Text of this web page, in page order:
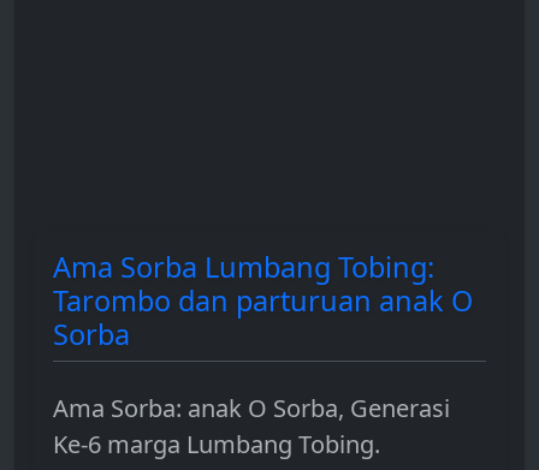
Ama Sorba Lumbang Tobing:
Tarombo dan parturuan anak O
Sorba
Ama Sorba: anak O Sorba, Generasi
Ke-6 marga Lumbang Tobing.